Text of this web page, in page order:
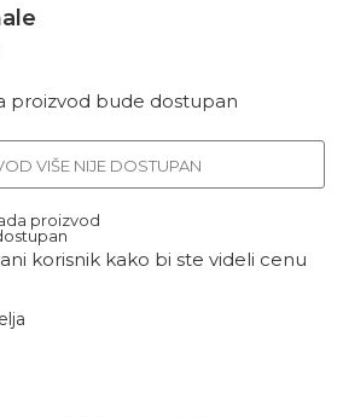
proizvod bude dostupan
VIŠE NIJE DOSTUPAN
proizvod
korisnik kako bi ste videli cenu